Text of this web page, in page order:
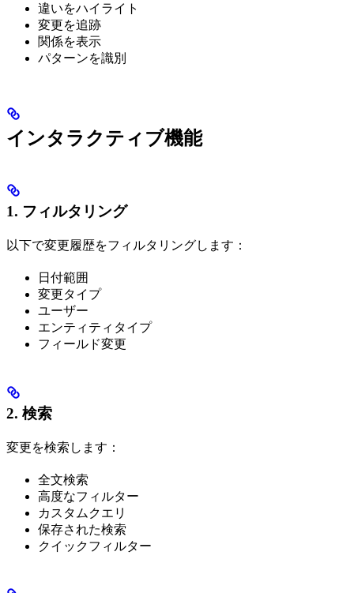
違いをハイライト
変更を追跡
関係を表示
パターンを識別
インタラクティブ機能
1. フィルタリング
以下で変更履歴をフィルタリングします：
日付範囲
変更タイプ
ユーザー
エンティティタイプ
フィールド変更
2. 検索
変更を検索します：
全文検索
高度なフィルター
カスタムクエリ
保存された検索
クイックフィルター